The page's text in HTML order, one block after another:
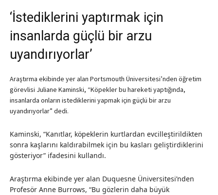
‘İstediklerini yaptırmak için
insanlarda güçlü bir arzu
uyandırıyorlar’
Araştırma ekibinde yer alan Portsmouth Üniversitesi’nden öğretim
görevlisi Juliane Kaminski, “Köpekler bu hareketi yaptığında,
insanlarda onların istediklerini yapmak için güçlü bir arzu
uyandırıyorlar” dedi.
Kaminski, “Kanıtlar, köpeklerin kurtlardan evcilleştirildikten
sonra kaşlarını kaldırabilmek için bu kasları geliştirdiklerini
gösteriyor” ifadesini kullandı.
Araştırma ekibinde yer alan Duquesne Üniversitesi’nden
Profesör Anne Burrows, “Bu gözlerin daha büyük